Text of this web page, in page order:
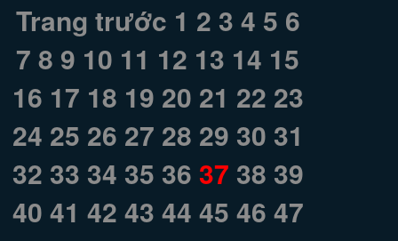
Trang trước 1 2 3 4 5 6
7 8 9 10 11 12 13 14 15
16 17 18 19 20 21 22 23
24 25 26 27 28 29 30 31
32 33 34 35 36 37 38 39
40 41 42 43 44 45 46 47